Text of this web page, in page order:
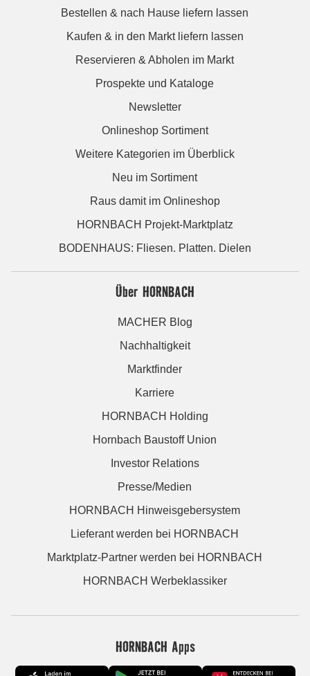
Bestellen & nach Hause liefern lassen
Kaufen & in den Markt liefern lassen
Reservieren & Abholen im Markt
Prospekte und Kataloge
Newsletter
Onlineshop Sortiment
Weitere Kategorien im Überblick
Neu im Sortiment
Raus damit im Onlineshop
HORNBACH Projekt-Marktplatz
BODENHAUS: Fliesen. Platten. Dielen
Über HORNBACH
MACHER Blog
Nachhaltigkeit
Marktfinder
Karriere
HORNBACH Holding
Hornbach Baustoff Union
Investor Relations
Presse/Medien
HORNBACH Hinweisgebersystem
Lieferant werden bei HORNBACH
Marktplatz-Partner werden bei HORNBACH
HORNBACH Werbeklassiker
HORNBACH Apps